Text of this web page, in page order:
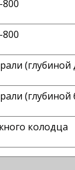
(глубиной
(глубиной
колодца